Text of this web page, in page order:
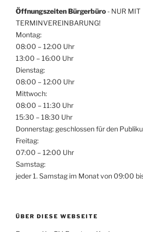
Öffnungszeiten Bürgerbüro - NUR MIT
TERMINVEREINBARUNG!
Montag:
08:00 – 12:00 Uhr
13:00 – 16:00 Uhr
Dienstag:
08:00 – 12:00 Uhr
Mittwoch:
08:00 – 11:30 Uhr
15:30 – 18:30 Uhr
Donnerstag: geschlossen für den
Freitag:
07:00 – 12:00 Uhr
Samstag:
jeder 1. Samstag im Monat von 09:00
ÜBER DIESE WEBSEITE